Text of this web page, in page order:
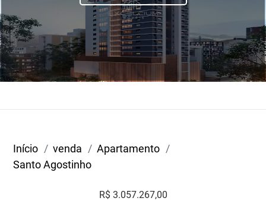
Início venda
Apartamento
Santo Agostinho
R$ 3.057.267,00